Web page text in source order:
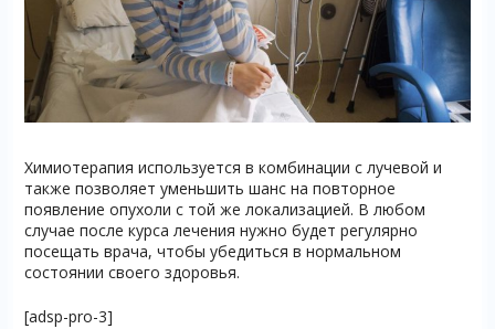
Химиотерапия используется в комбинации с лучевой и
также позволяет уменьшить шанс на повторное
появление опухоли с той же локализацией. В любом
случае после курса лечения нужно будет регулярно
посещать врача, чтобы убедиться в нормальном
состоянии своего здоровья.
[adsp-pro-3]